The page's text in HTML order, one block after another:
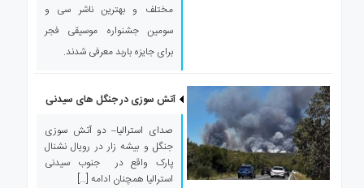
مختلف و بهترین ناشر سی و
سومین جشنواره موسیقی فجر
برای جایزه باربد معرفی شدند.
آتش سوزی در جنگل های سیدنی
صدای استرالیا– دو آتش سوزی
جنگل و بیشه زار در رویال نشنال
پارک واقع در جنوب سیدنی
استرالیا همچنان ادامه […]